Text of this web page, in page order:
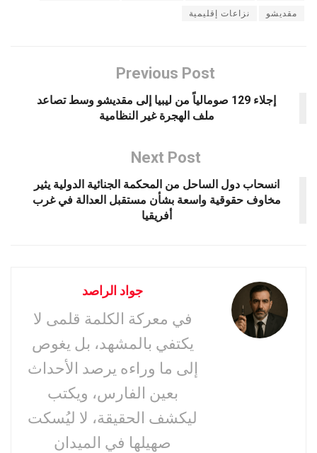
مقديشو نزاعات إقليمية
Previous Post
إجلاء 129 صومالياً من ليبيا إلى مقديشو وسط تصاعد
ملف الهجرة غير النظامية
Next Post
انسحاب دول الساحل من المحكمة الجنائية الدولية يثير
مخاوف حقوقية واسعة بشأن مستقبل العدالة في غرب
أفريقيا
جواد الراصد
في معركة الكلمة قلمى لا
يكتفي بالمشهد، بل يغوص
إلى ما وراءه يرصد الأحداث
بعين الفارس، ويكتب
ليكشف الحقيقة، لا ليُسكت
صهيلها في الميدان